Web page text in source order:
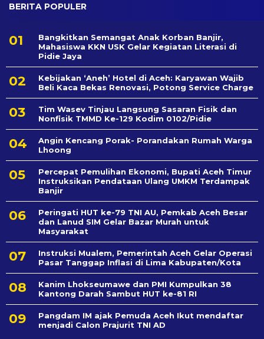
BERITA POPULER
Bangkitkan Semangat Anak Korban Banjir,
Mahasiswa KKN USK Gelar Kegiatan Literasi di
Pidie Jaya
Kebijakan ‘Aneh’ Hotel di Aceh: Karyawan Wajib
Beli Kaca Bekas Renovasi, Potong Service Charge
Tim Wasev Tinjau Langsung Sasaran Fisik dan
Nonfisik TMMD Ke-129 Kodim 0102/Pidie
Angin Kencang Porak- Porandakan Rumah Warga
Lhoong
Percepat Pemulihan Ekonomi, Bupati Aceh Timur
Instruksikan Pendataan Ulang UMKM Terdampak
Banjir
Peringati HUT ke-79 TNI AU, Pemkab Aceh Besar
dan Lanud SIM Gelar Bazar Murah untuk
Masyarakat
Instruksi Mualem, Pemerintah Aceh Gelar Operasi
Pasar Tanggap Inflasi di Lima Kabupaten/Kota
Kanim Lhokseumawe dan PMI Kumpulkan 38
Kantong Darah Sambut HUT ke-81 RI
Pangdam IM ajak Pemuda Aceh Ikut mendaftar
menjadi Calon Prajurit TNI AD